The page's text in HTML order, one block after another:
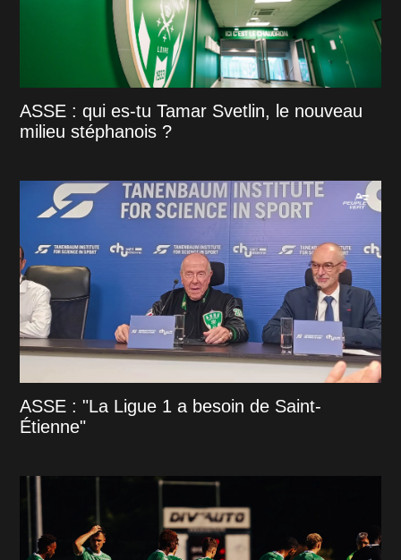
ASSE : qui es-tu Tamar Svetlin, le nouveau
milieu stéphanois ?
ASSE : "La Ligue 1 a besoin de Saint-
Étienne"